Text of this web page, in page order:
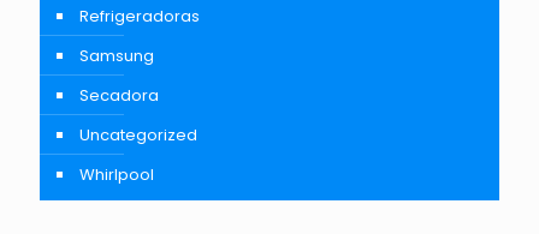
Refrigeradoras
Samsung
Secadora
Uncategorized
Whirlpool